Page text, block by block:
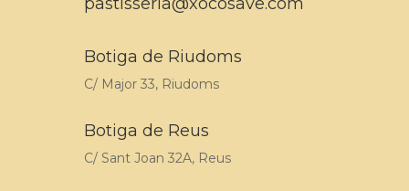
Botiga de Riudoms
C/ Major 33, Riudoms
Botiga de Reus
C/ Sant Joan 32A, Reus